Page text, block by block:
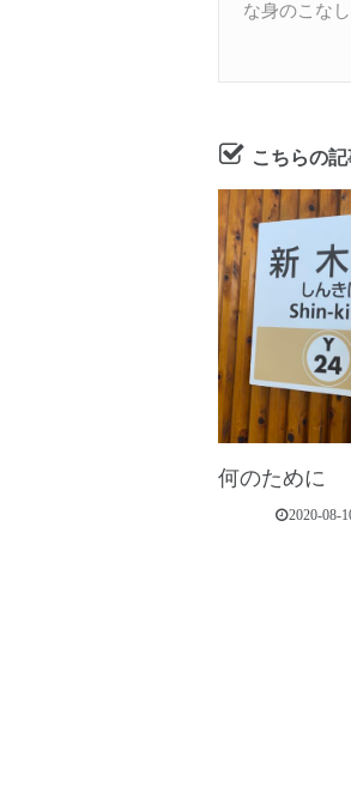
な身のこな
こちらの
何のために
2020-08-